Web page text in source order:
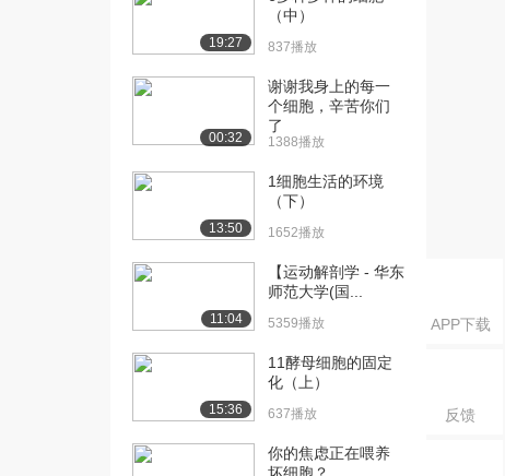
APP下载
反馈
8.7万播放
[22] 从生物学角度复习氧
化还原反应
5.9万播放
[23] 细胞呼吸中的氧化还
原反应
[25] 克雷布斯循环 17:46
[26] 电子传递链
6.3万播放
19:27
（中）
837播放
00:32
谢谢我身上的每一
个细胞，辛苦你们
了
1388播放
13:50
1细胞生活的环境
（下）
1652播放
11:04
【运动解剖学 - 华东
师范大学(国...
5359播放
15:36
11酵母细胞的固定
化（上）
637播放
你的焦虑正在喂养